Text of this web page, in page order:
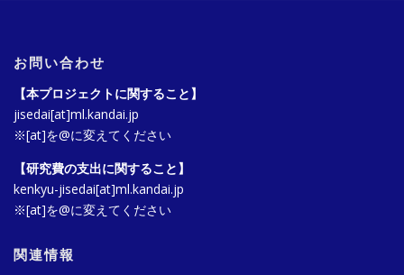
お問い合わせ
【本プロジェクトに関すること】
jisedai[at]ml.kandai.jp
※[at]を@に変えてください
【研究費の支出に関すること】
kenkyu-jisedai[at]ml.kandai.jp
※[at]を@に変えてください
関連情報